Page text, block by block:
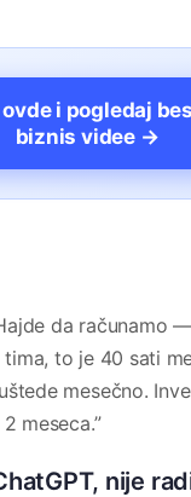
ovde i pogledaj
biznis videe →
da računamo
to je 40 sati
mesečno.
meseca.”
nije